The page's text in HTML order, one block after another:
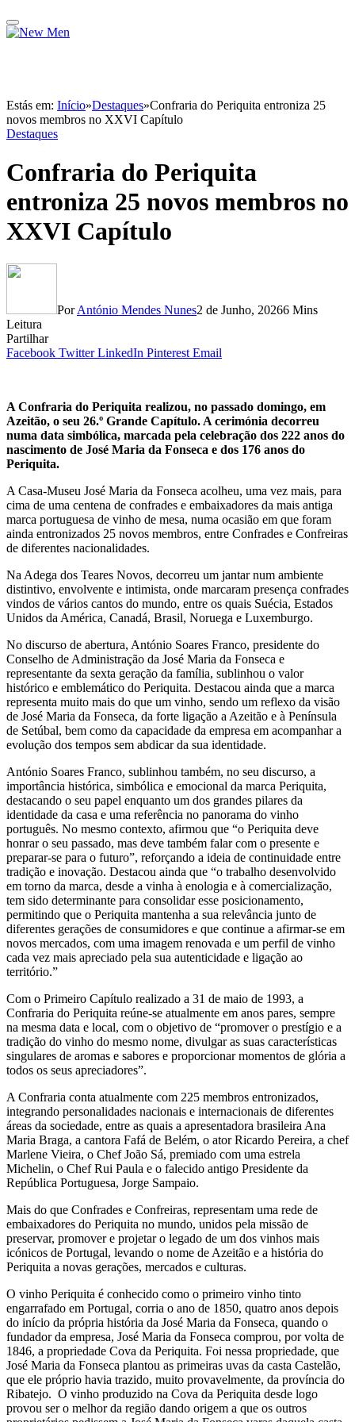
Estás em: Início»Destaques»Confraria do Periquita entroniza 25
novos membros no XXVI Capítulo
Destaques
Confraria do Periquita
entroniza 25 novos membros no
XXVI Capítulo
Por António Mendes Nunes2 de Junho, 20266 Mins
Leitura
Partilhar
Facebook Twitter LinkedIn Pinterest Email
A Confraria do Periquita realizou, no passado domingo, em
Azeitão, o seu 26.º Grande Capítulo. A cerimónia decorreu
numa data simbólica, marcada pela celebração dos 222 anos do
nascimento de José Maria da Fonseca e dos 176 anos do
Periquita.
A Casa-Museu José Maria da Fonseca acolheu, uma vez mais, para
cima de uma centena de confrades e embaixadores da mais antiga
marca portuguesa de vinho de mesa, numa ocasião em que foram
ainda entronizados 25 novos membros, entre Confrades e Confreiras
de diferentes nacionalidades.
Na Adega dos Teares Novos, decorreu um jantar num ambiente
distintivo, envolvente e intimista, onde marcaram presença confrades
vindos de vários cantos do mundo, entre os quais Suécia, Estados
Unidos da América, Canadá, Brasil, Noruega e Luxemburgo.
No discurso de abertura, António Soares Franco, presidente do
Conselho de Administração da José Maria da Fonseca e
representante da sexta geração da família, sublinhou o valor
histórico e emblemático do Periquita. Destacou ainda que a marca
representa muito mais do que um vinho, sendo um reflexo da visão
de José Maria da Fonseca, da forte ligação a Azeitão e à Península
de Setúbal, bem como da capacidade da empresa em acompanhar a
evolução dos tempos sem abdicar da sua identidade.
António Soares Franco, sublinhou também, no seu discurso, a
importância histórica, simbólica e emocional da marca Periquita,
destacando o seu papel enquanto um dos grandes pilares da
identidade da casa e uma referência no panorama do vinho
português. No mesmo contexto, afirmou que “o Periquita deve
honrar o seu passado, mas deve também falar com o presente e
preparar-se para o futuro”, reforçando a ideia de continuidade entre
tradição e inovação. Destacou ainda que “o trabalho desenvolvido
em torno da marca, desde a vinha à enologia e à comercialização,
tem sido determinante para consolidar esse posicionamento,
permitindo que o Periquita mantenha a sua relevância junto de
diferentes gerações de consumidores e que continue a afirmar-se em
novos mercados, com uma imagem renovada e um perfil de vinho
cada vez mais apreciado pela sua autenticidade e ligação ao
território.”
Com o Primeiro Capítulo realizado a 31 de maio de 1993, a
Confraria do Periquita reúne-se atualmente em anos pares, sempre
na mesma data e local, com o objetivo de “promover o prestígio e a
tradição do vinho do mesmo nome, divulgar as suas características
singulares de aromas e sabores e proporcionar momentos de glória a
todos os seus apreciadores”.
A Confraria conta atualmente com 225 membros entronizados,
integrando personalidades nacionais e internacionais de diferentes
áreas da sociedade, entre as quais a apresentadora brasileira Ana
Maria Braga, a cantora Fafá de Belém, o ator Ricardo Pereira, a chef
Marlene Vieira, o Chef João Sá, premiado com uma estrela
Michelin, o Chef Rui Paula e o falecido antigo Presidente da
República Portuguesa, Jorge Sampaio.
Mais do que Confrades e Confreiras, representam uma rede de
embaixadores do Periquita no mundo, unidos pela missão de
preservar, promover e projetar o legado de um dos vinhos mais
icónicos de Portugal, levando o nome de Azeitão e a história do
Periquita a novas gerações, mercados e culturas.
O vinho Periquita é conhecido como o primeiro vinho tinto
engarrafado em Portugal, corria o ano de 1850, quatro anos depois
do início da própria história da José Maria da Fonseca, quando o
fundador da empresa, José Maria da Fonseca comprou, por volta de
1846, a propriedade Cova da Periquita. Foi nessa propriedade, que
José Maria da Fonseca plantou as primeiras uvas da casta Castelão,
que ele próprio havia trazido, muito provavelmente, da província do
Ribatejo. O vinho produzido na Cova da Periquita desde logo
provou ser o melhor da região dando origem a que os outros